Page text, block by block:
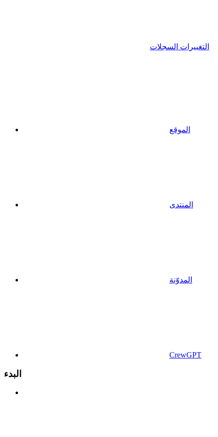
التغييرات السجلات
الموقع
المنتدى
المدوّنة
CrewGPT
البدء